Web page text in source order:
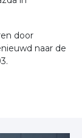
door
naar de